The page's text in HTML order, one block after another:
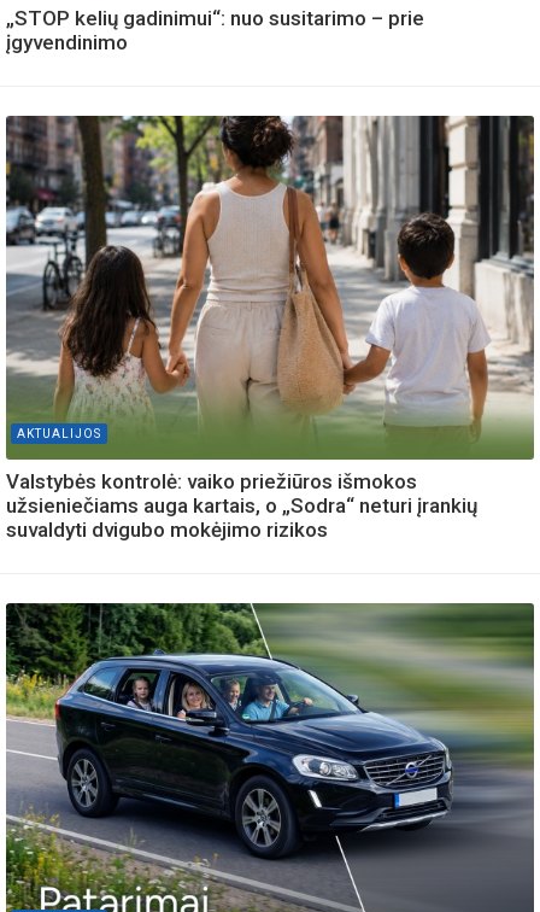
„STOP kelių gadinimui“: nuo susitarimo – prie
įgyvendinimo
AKTUALIJOS
Valstybės kontrolė: vaiko priežiūros išmokos
užsieniečiams auga kartais, o „Sodra“ neturi įrankių
suvaldyti dvigubo mokėjimo rizikos